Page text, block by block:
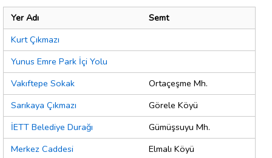
Yer Adı
Semt
Kurt Çıkmazı
Yunus Emre Park İçi Yolu
Vakıftepe Sokak
Ortaçeşme Mh.
Sarıkaya Çıkmazı
Görele Köyü
İETT Belediye Durağı
Gümüşsuyu Mh.
Merkez Caddesi
Elmalı Köyü